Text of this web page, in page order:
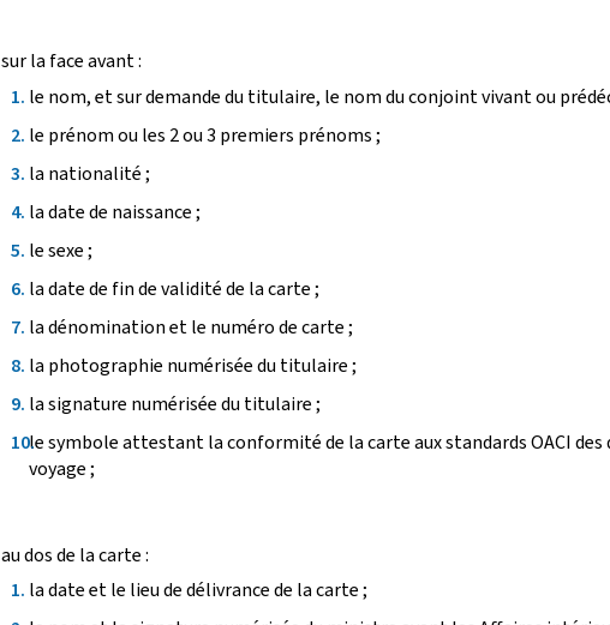
sur la face avant :
le nom, et sur demande du titulaire, le nom du conjoint vivant ou
le prénom ou les 2 ou 3 premiers prénoms ;
la nationalité ;
la date de naissance ;
le sexe ;
la date de fin de validité de la carte ;
la dénomination et le numéro de carte ;
la photographie numérisée du titulaire ;
la signature numérisée du titulaire ;
le symbole attestant la conformité de la carte aux standards OACI des
voyage ;
au dos de la carte :
la date et le lieu de délivrance de la carte ;